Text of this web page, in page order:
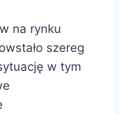
na rynku
szereg
w tym